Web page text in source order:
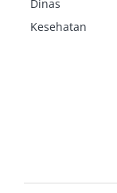
Dinas
Kesehatan